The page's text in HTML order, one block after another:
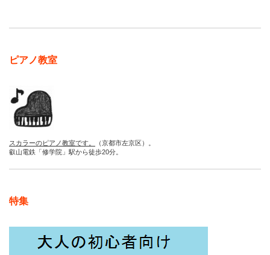
ピアノ教室
スカラーのピアノ教室です。
（京都市左京区）。
叡山電鉄「修学院」駅から徒歩20分。
特集